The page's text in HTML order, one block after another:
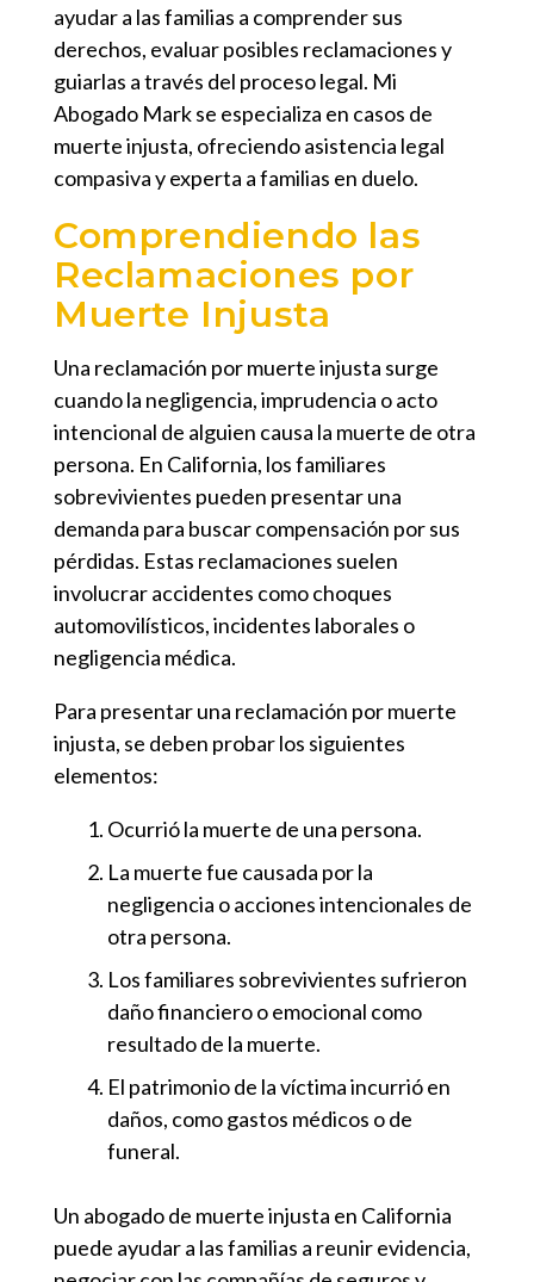
ayudar a las familias a comprender sus
derechos, evaluar posibles reclamaciones y
guiarlas a través del proceso legal. Mi
Abogado Markse especializa en casos de
muerte injusta, ofreciendo asistencia legal
compasiva y experta a familias en duelo.
Comprendiendo las
Reclamaciones por
Muerte Injusta
Una reclamación por muerte injusta surge
cuando la negligencia, imprudencia o acto
intencional de alguien causa la muerte de otra
persona. En California, los familiares
sobrevivientes pueden presentar una
demanda para buscar compensación por sus
pérdidas. Estas reclamaciones suelen
involucrar accidentes como choques
automovilísticos, incidentes laborales o
negligencia médica.
Para presentar una reclamación por muerte
injusta, se deben probar los siguientes
elementos:
Ocurrió la muerte de una persona.
La muerte fue causada por la
negligencia o acciones intencionales de
otra persona.
Los familiares sobrevivientes sufrieron
daño financiero o emocional como
resultado de la muerte.
El patrimonio de la víctima incurrió en
daños, como gastos médicos o de
funeral.
Un abogado de muerte injusta en California
puede ayudar a las familias a reunir evidencia,